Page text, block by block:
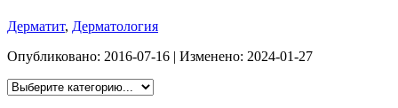
Дерматит, Дерматология
Опубликовано: 2016-07-16 | Изменено: 2024-01-27